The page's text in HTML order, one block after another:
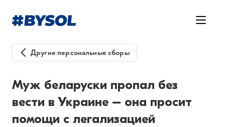
Другие персональные сборы
Муж беларуски пропал без
вести в Украине – она просит
помощи с легализацией